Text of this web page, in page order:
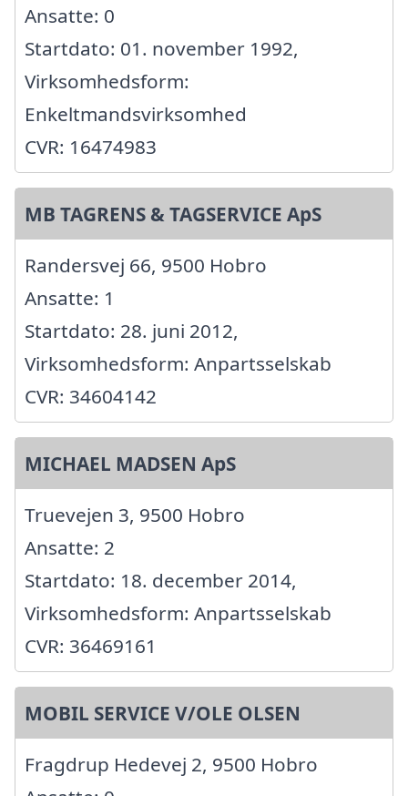
Ansatte: 0
Startdato: 01. november 1992,
Virksomhedsform:
Enkeltmandsvirksomhed
CVR: 16474983
MB TAGRENS & TAGSERVICE ApS
Randersvej 66, 9500 Hobro
Ansatte: 1
Startdato: 28. juni 2012,
Virksomhedsform: Anpartsselskab
CVR: 34604142
MICHAEL MADSEN ApS
Truevejen 3, 9500 Hobro
Ansatte: 2
Startdato: 18. december 2014,
Virksomhedsform: Anpartsselskab
CVR: 36469161
MOBIL SERVICE V/OLE OLSEN
Fragdrup Hedevej 2, 9500 Hobro